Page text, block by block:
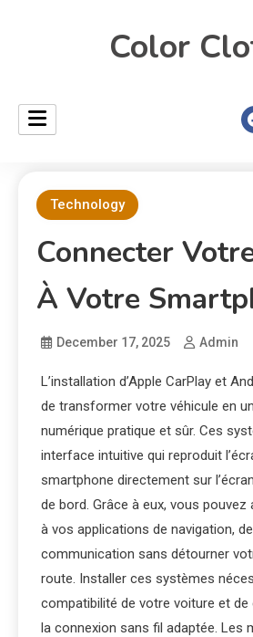
Color
Technology
Connecter
À Votre
December 17, 2025 Admin
L’installation d’Apple CarPlay et
de transformer votre véhicule en
numérique pratique et sûr. Ces
interface intuitive qui reproduit
smartphone directement sur
de bord. Grâce à eux, vous
à vos applications de navigation,
communication sans détourner
route. Installer ces systèmes
compatibilité de votre voiture et de
la connexion sans fil adaptée. Les